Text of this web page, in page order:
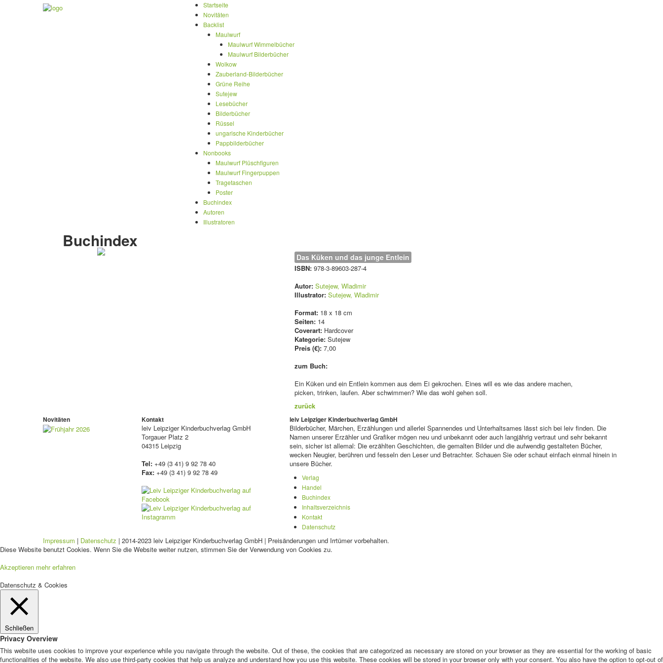
Startseite
Novitäten
Backlist
Maulwurf
Maulwurf Wimmelbücher
Maulwurf Bilderbücher
Wolkow
Zauberland-Bilderbücher
Grüne Reihe
Sutejew
Lesebücher
Bilderbücher
Rüssel
ungarische Kinderbücher
Pappbilderbücher
Nonbooks
Maulwurf Plüschfiguren
Maulwurf Fingerpuppen
Tragetaschen
Poster
Buchindex
Autoren
Illustratoren
Buchindex
Das Küken und das junge Entlein
ISBN: 978-3-89603-287-4
Autor: Sutejew, Wladimir
Illustrator: Sutejew, Wladimir
Format: 18 x 18 cm
Seiten: 14
Coverart: Hardcover
Kategorie: Sutejew
Preis (€): 7,00
zum Buch:
Ein Küken und ein Entlein kommen aus dem Ei gekrochen. Eines will es wie das andere machen,
picken, trinken, laufen. Aber schwimmen? Wie das wohl gehen soll.
zurück
Novitäten Kontakt
leiv Leipziger Kinderbuchverlag GmbH
Torgauer Platz 2
04315 Leipzig
Tel: +49 (3 41) 9 92 78 40
Fax: +49 (3 41) 9 92 78 49
leiv Leipziger Kinderbuchverlag GmbH
Bilderbücher, Märchen, Erzählungen und allerlei Spannendes und Unterhaltsames lässt sich bei leiv finden. Die
Namen unserer Erzähler und Grafiker mögen neu und unbekannt oder auch langjährig vertraut und sehr bekannt
sein, sicher ist allemal: Die erzählten Geschichten, die gemalten Bilder und die aufwendig gestalteten Bücher,
wecken Neugier, berühren und fesseln den Leser und Betrachter. Schauen Sie oder schaut einfach einmal hinein in
unsere Bücher.
Verlag
Handel
Buchindex
Inhaltsverzeichnis
Kontakt
Datenschutz
Impressum | Datenschutz | 2014-2023 leiv Leipziger Kinderbuchverlag GmbH | Preisänderungen und Irrtümer vorbehalten.
Diese Website benutzt Cookies. Wenn Sie die Website weiter nutzen, stimmen Sie der Verwendung von Cookies zu.
Akzeptieren mehr erfahren
Datenschutz & Cookies
Schließen
Privacy Overview
This website uses cookies to improve your experience while you navigate through the website. Out of these, the cookies that are categorized as necessary are stored on your browser as they are essential for the working of basic
functionalities of the website. We also use third-party cookies that help us analyze and understand how you use this website. These cookies will be stored in your browser only with your consent. You also have the option to opt-out of